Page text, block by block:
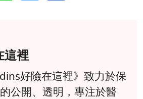
這裡
好險在這裡》致力於保
公開、透明，專注於醫